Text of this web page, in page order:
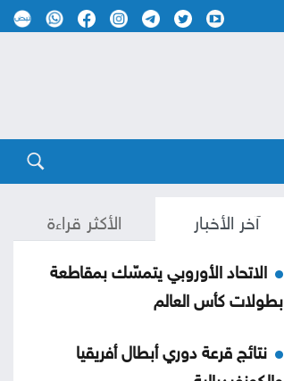
آخر الأخبار الأكثر قراءة
الاتحاد الأوروبي يتمسّك بمقاطعة
بطولات كأس العالم
نتائج قرعة دوري أبطال أفريقيا